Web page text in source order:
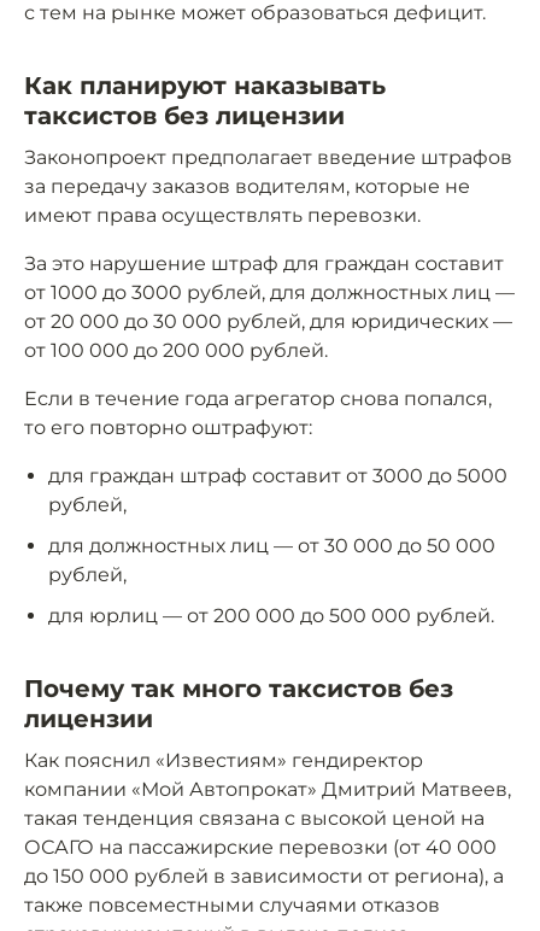
с тем на рынке может образоваться дефицит.
Как планируют наказывать
таксистов без лицензии
Законопроект предполагает введение штрафов
за передачу заказов водителям, которые не
имеют права осуществлять перевозки.
За это нарушение штраф для граждан составит
от 1000 до 3000 рублей, для должностных лиц —
от 20 000 до 30 000 рублей, для юридических —
от 100 000 до 200 000 рублей.
Если в течение года агрегатор снова попался,
то его повторно оштрафуют:
для граждан штраф составит от 3000 до 5000
рублей,
для должностных лиц — от 30 000 до 50 000
рублей,
для юрлиц — от 200 000 до 500 000 рублей.
Почему так много таксистов без
лицензии
Как пояснил «Известиям» гендиректор
компании «Мой Автопрокат» Дмитрий Матвеев,
такая тенденция связана с высокой ценой на
ОСАГО на пассажирские перевозки (от 40 000
до 150 000 рублей в зависимости от региона), а
также повсеместными случаями отказов